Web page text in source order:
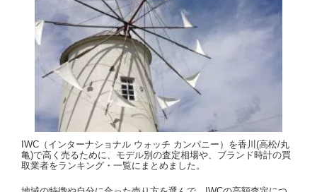
IWC（インターナショナル ウォッチ カンパニー）を香川(高松/丸
亀)で高く売るために、モデル別の査定相場や、ブランド時計の買
取業者をランキング・一覧にまとめました。